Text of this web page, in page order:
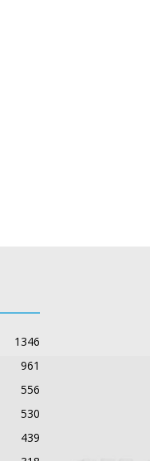
1346
961
556
530
439